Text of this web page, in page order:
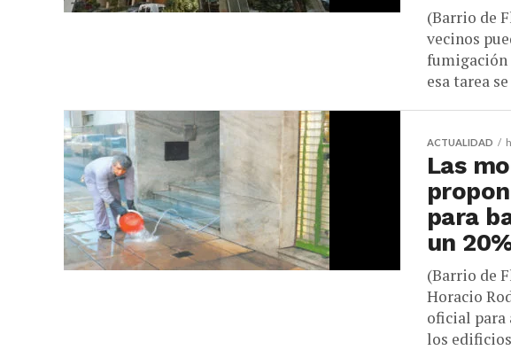
(Barrio de
vecinos
fumigación
esa tarea
ACTUALIDAD
Las
para
un
(Barrio de
Horacio
oficial para
los